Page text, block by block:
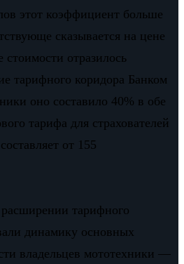
этот коэффициент больше
сказывается на цене
отразилось
тарифного коридора Банком
оно составило 40% в обе
тарифа для страхователей
от 155
тарифного
динамику основных
владельцев мототехники —